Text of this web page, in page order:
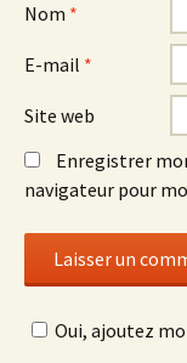
Nom *
E-mail *
Site web
Enregistrer
navigateur pour
Oui, ajoutez